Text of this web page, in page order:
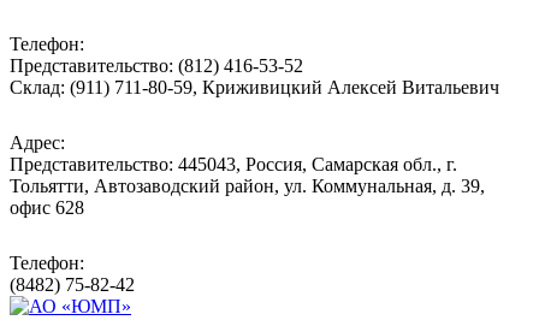
Телефон:
Представительство: (812) 416-53-52
Склад: (911) 711-80-59, Криживицкий Алексей Витальевич
Адрес:
Представительство: 445043, Россия, Самарская обл., г.
Тольятти, Автозаводский район, ул. Коммунальная, д. 39,
офис 628
Телефон:
(8482) 75-82-42